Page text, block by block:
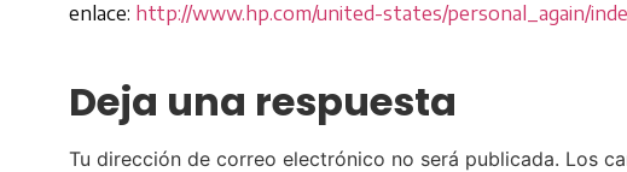
enlace: http://www.hp.com/united-states/personal_again/
Deja una respuesta
Tu dirección de correo electrónico no será publicada. Los